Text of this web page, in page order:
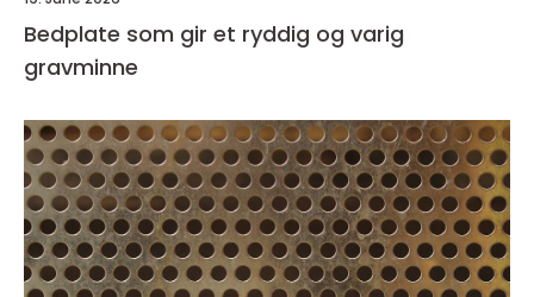
Bedplate som gir et ryddig og varig
gravminne